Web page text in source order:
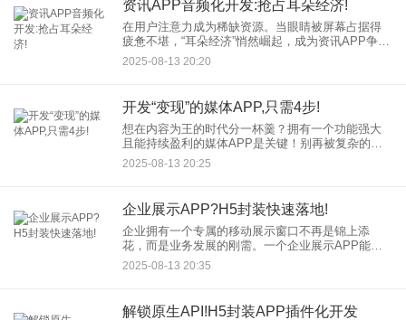
资讯APP音频化开发:抢占耳朵经济!
在用户注意力成为稀缺资源。当眼睛被屏幕占据得
疲惫不堪，“耳朵经济”悄然崛起，成为资讯APP争夺
用户碎片化时间的新战场。资讯APP音频化开发，
2025-08-13 20:20
开发“变现”的媒体APP,只需4步!
想在内容为王的时代分一杯羹？拥有一个功能强大
且能持续盈利的媒体APP是关键！别再被复杂的技
术和模糊的商业模式吓退，只需遵循以下四步，你
就能开启自己的媒体APP开发与盈利之旅： 🔍 第一
2025-08-13 20:25
企业展示APP?H5封装快速落地!
企业拥有一个专属的移动展示窗口不再是锦上添
花，而是业务发展的刚需。一个企业展示APP能全
方位呈现品牌实力、产品服务与核心价值，随时随
地触达潜在客户与合作伙伴。然而，传统原生APP
2025-08-13 20:35
解锁原生API!H5封装APP插件化开发